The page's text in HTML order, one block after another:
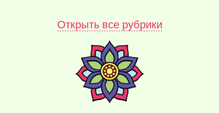
Открыть все рубрики